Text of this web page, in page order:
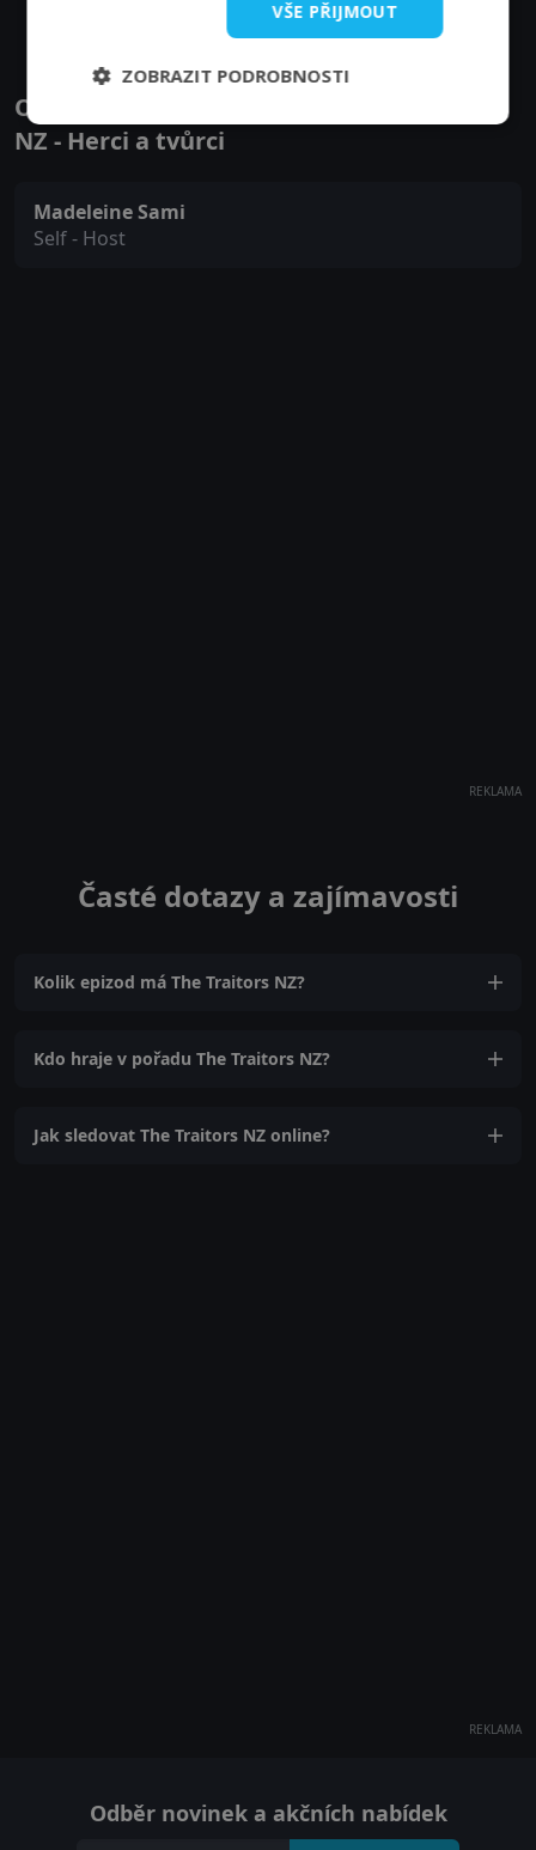
Obsazení filmu nebo pořadu The Traitors
NZ - Herci a tvůrci
Madeleine Sami
Self - Host
REKLAMA
Časté dotazy a zajímavosti
Kolik epizod má The Traitors NZ?
Kdo hraje v pořadu The Traitors NZ?
Jak sledovat The Traitors NZ online?
REKLAMA
Odběr novinek a akčních nabídek
VŠE PŘIJMOUT
ZOBRAZIT PODROBNOSTI